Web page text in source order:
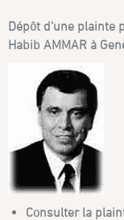
Dépôt d’une
Habib AMMAR à
Consulter la